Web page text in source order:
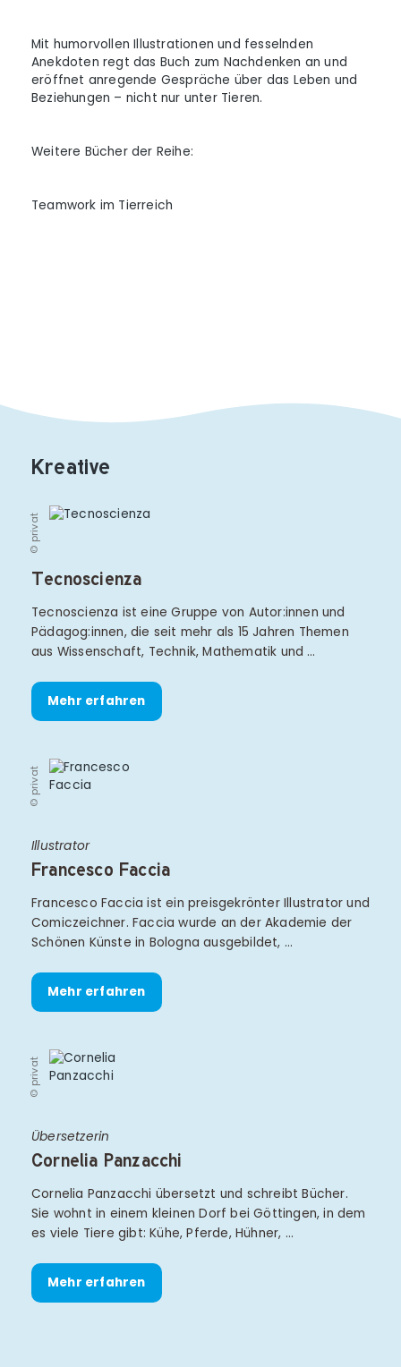
Mit humorvollen Illustrationen und fesselnden
Anekdoten regt das Buch zum Nachdenken an und
eröffnet anregende Gespräche über das Leben und
Beziehungen – nicht nur unter Tieren.
Weitere Bücher der Reihe:
Teamwork im Tierreich
Kreative
© privat
Tecnoscienza
Tecnoscienza ist eine Gruppe von Autor:innen und
Pädagog:innen, die seit mehr als 15 Jahren Themen
aus Wissenschaft, Technik, Mathematik und …
Mehr erfahren
© privat
Illustrator
Francesco Faccia
Francesco Faccia ist ein preisgekrönter Illustrator und
Comiczeichner. Faccia wurde an der Akademie der
Schönen Künste in Bologna ausgebildet, …
Mehr erfahren
© privat
Übersetzerin
Cornelia Panzacchi
Cornelia Panzacchi übersetzt und schreibt Bücher.
Sie wohnt in einem kleinen Dorf bei Göttingen, in dem
es viele Tiere gibt: Kühe, Pferde, Hühner, …
Mehr erfahren